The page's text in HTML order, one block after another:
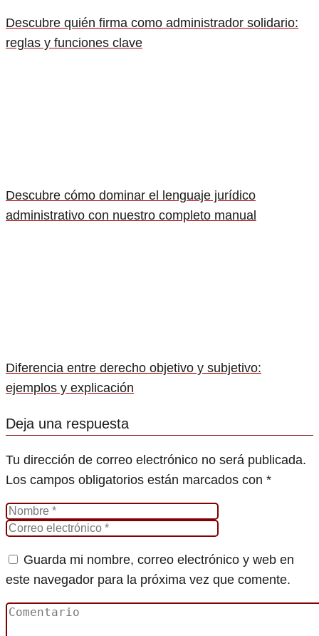
Descubre quién firma como administrador solidario:
reglas y funciones clave
Descubre cómo dominar el lenguaje jurídico
administrativo con nuestro completo manual
Diferencia entre derecho objetivo y subjetivo:
ejemplos y explicación
Deja una respuesta
Tu dirección de correo electrónico no será publicada.
Los campos obligatorios están marcados con *
Guarda mi nombre, correo electrónico y web en
este navegador para la próxima vez que comente.